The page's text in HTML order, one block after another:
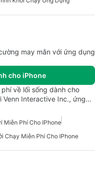
may mắn với ứng dụng
cho iPhone
về lối sống dành cho
Venn Interactive Inc., ứng…
Miễn Phí Cho IPhone
Chạy Miễn Phí Cho IPhone